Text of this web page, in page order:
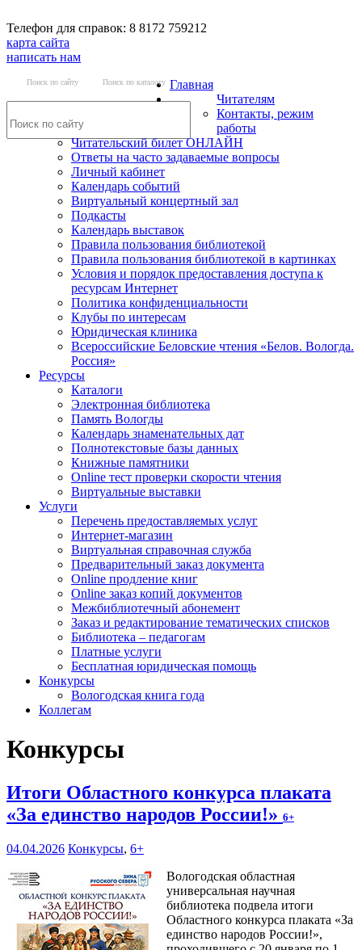
Телефон для справок: 8 8172 759212
карта сайта
написать нам
Поиск по сайту Поиск по каталогу Главная
Читателям
Контакты, режим
работы
Читательский билет ОНЛАЙН
Ответы на часто задаваемые вопросы
Личный кабинет
Календарь событий
Виртуальный концертный зал
Подкасты
Календарь выставок
Правила пользования библиотекой
Правила пользования библиотекой в картинках
Условия и порядок предоставления доступа к
ресурсам Интернет
Политика конфиденциальности
Клубы по интересам
Юридическая клиника
Всероссийские Беловские чтения «Белов. Вологда.
Россия»
Ресурсы
Каталоги
Электронная библиотека
Память Вологды
Календарь знаменательных дат
Полнотекстовые базы данных
Книжные памятники
Online тест проверки скорости чтения
Виртуальные выставки
Услуги
Перечень предоставляемых услуг
Интернет-магазин
Виртуальная справочная служба
Предварительный заказ документа
Online продление книг
Online заказ копий документов
Межбиблиотечный абонемент
Заказ и редактирование тематических списков
Библиотека – педагогам
Платные услуги
Бесплатная юридическая помощь
Конкурсы
Вологодская книга года
Коллегам
Конкурсы
Итоги Областного конкурса плаката
«За единство народов России!» 6+
04.04.2026 Конкурсы, 6+
Вологодская областная
универсальная научная
библиотека подвела итоги
Областного конкурса плаката «За
единство народов России!»,